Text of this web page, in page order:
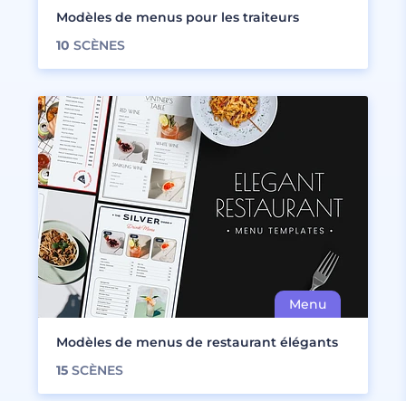
Modèles de menus pour les traiteurs
10 SCÈNES
Modèles de menus de restaurant élégants
15 SCÈNES